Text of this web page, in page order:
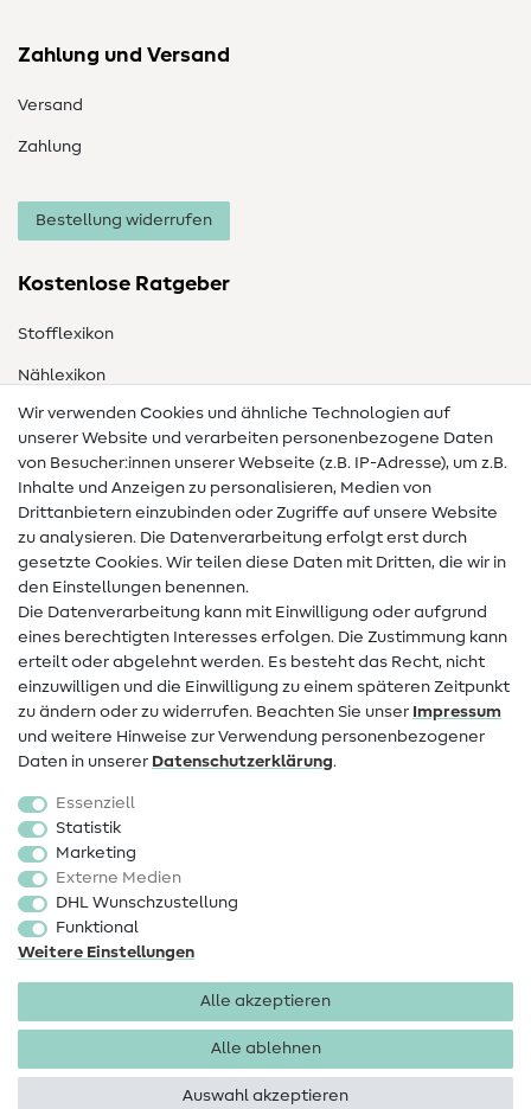
Zahlung und Versand
Versand
Zahlung
Bestellung widerrufen
Kostenlose Ratgeber
Stofflexikon
Nählexikon
Nähanleitungen
Hilfe & Kontakt
Kontakt
Infos zum Betreiberwechsel
Widerrufsrecht
Beliebt
Stoffe
Sale
Schnittmuster
Wir verwenden Cookies und ähnliche Technologien auf
unserer Website und verarbeiten personenbezogene Daten
von Besucher:innen unserer Webseite (z.B. IP-Adresse), um z.B.
Inhalte und Anzeigen zu personalisieren, Medien von
Drittanbietern einzubinden oder Zugriffe auf unsere Website
zu analysieren. Die Datenverarbeitung erfolgt erst durch
gesetzte Cookies. Wir teilen diese Daten mit Dritten, die wir in
den Einstellungen benennen.
Die Datenverarbeitung kann mit Einwilligung oder aufgrund
eines berechtigten Interesses erfolgen. Die Zustimmung kann
erteilt oder abgelehnt werden. Es besteht das Recht, nicht
einzuwilligen und die Einwilligung zu einem späteren Zeitpunkt
zu ändern oder zu widerrufen. Beachten Sie unser Impressum
und weitere Hinweise zur Verwendung personenbezogener
Daten in unserer Daten­schutz­erklärung.
Essenziell
Statistik
Marketing
Externe Medien
DHL Wunschzustellung
Funktional
Weitere Einstellungen
Alle akzeptieren
Alle ablehnen
Auswahl akzeptieren
Impressum Datenschutz
AGB
Copyright 2026 SewIY GmbH